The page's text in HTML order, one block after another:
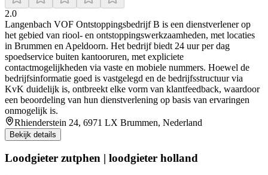
2.0
Langenbach VOF Ontstoppingsbedrijf B is een dienstverlener op
het gebied van riool- en ontstop­pings­werkzaamheden, met locaties
in Brummen en Apeldoorn. Het bedrijf biedt 24 uur per dag
spoedservice buiten kantooruren, met expliciete
contactmogelijkheden via vaste en mobiele nummers. Hoewel de
bedrijfsinformatie goed is vastgelegd en de bedrijfsstructuur via
KvK duidelijk is, ontbreekt elke vorm van klantfeedback, waardoor
een beoordeling van hun dienstverlening op basis van ervaringen
onmogelijk is.
Rhienderstein 24, 6971 LX Brummen, Nederland
Bekijk details
Loodgieter zutphen | loodgieter holland